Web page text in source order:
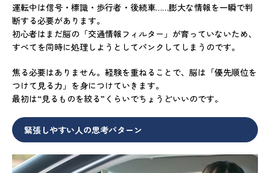
運転中は信号・標識・歩行者・後続車……膨大な情報を一瞬で判
断する必要があります。
初心者はまだ脳の「交通情報フィルター」が育っていないため、
すべてを同時に処理しようとしてパンクしてしまうのです。
焦る必要はありません。経験を重ねることで、脳は「優先順位を
つけて見る力」を身につけていきます。
最初は“見るものを絞る”くらいでちょうどいいのです。
緊張しやすい人の思考パターン